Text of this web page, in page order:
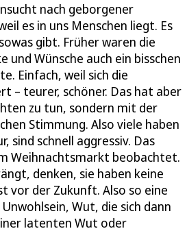
nach geborgener
es in uns Menschen liegt. Es
gibt. Früher waren die
und Wünsche auch ein bisschen
Einfach, weil sich die
– teurer, schöner. Das hat aber
zu tun, sondern mit der
Stimmung. Also viele haben
sind schnell aggressiv. Das
Weihnachtsmarkt beobachtet.
denken, sie haben keine
vor der Zukunft. Also so eine
Wut, die sich dann
latenten Wut oder